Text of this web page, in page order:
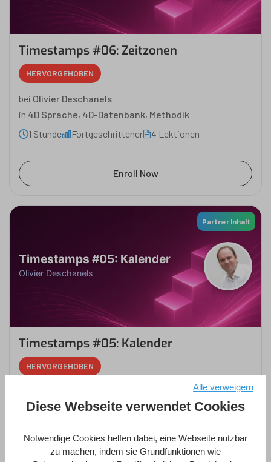
Timestamps #06: Zeitzonen
HERVORGEHOBEN
bei Olivier Deschanels
in 4D Sprache, 4D-Datenbank, Methodik
1 Stunde
Fortgeschrittener 4 Lektionen
Enroll Now
Partner Inhalt
Timestamps #05: Kalender
Olivier Deschanels
Timestamps #05: Kalender
HERVORGEHOBEN
4D Sprache,4D-Datenbank,Methodik
Diese Webseite verwendet Cookies
Notwendige Cookies helfen dabei, eine Webseite nutzbar
zu machen, indem sie Grundfunktionen wie
Alle verweigern